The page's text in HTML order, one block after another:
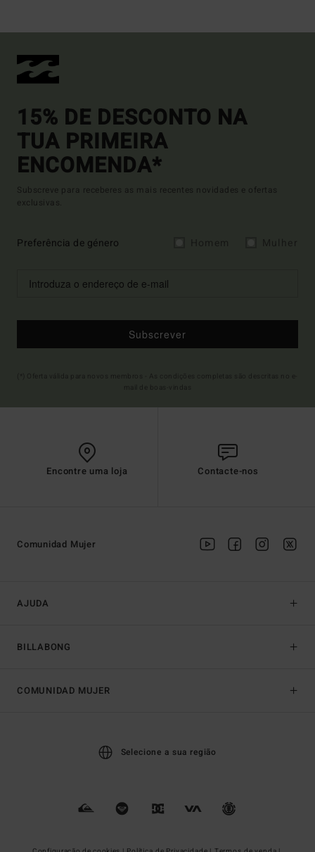
15% DE DESCONTO NA
TUA PRIMEIRA
ENCOMENDA*
Subscreve para receberes as mais recentes novidades e ofertas
exclusivas.
Preferência de género
Subscrever
Encontre uma loja Contacte-nos
AJUDA
BILLABONG
Comunidad Mujer
COMUNIDAD MUJER
Selecione a sua região